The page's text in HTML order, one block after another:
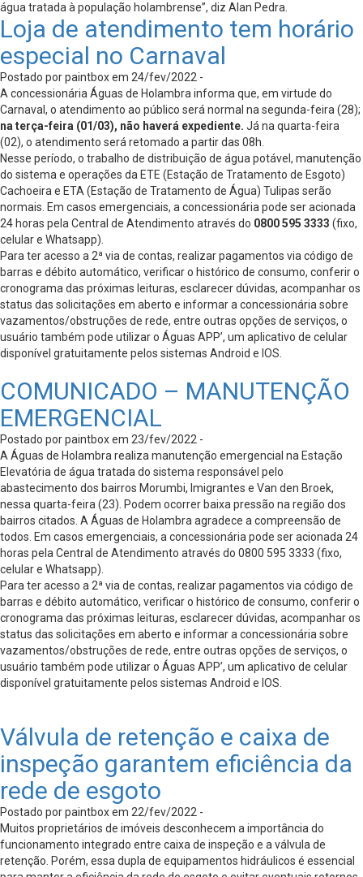
água tratada à população holambrense”, diz Alan Pedra.
Loja de atendimento tem horário
especial no Carnaval
Postado por paintbox em 24/fev/2022 -
A concessionária Águas de Holambra informa que, em virtude do
Carnaval, o atendimento ao público será normal na segunda-feira (28);
na terça-feira (01/03), não haverá expediente. Já na quarta-feira
(02), o atendimento será retomado a partir das 08h.
Nesse período, o trabalho de distribuição de água potável, manutenção
do sistema e operações da ETE (Estação de Tratamento de Esgoto)
Cachoeira e ETA (Estação de Tratamento de Água) Tulipas serão
normais. Em casos emergenciais, a concessionária pode ser acionada
24 horas pela Central de Atendimento através do 0800 595 3333 (fixo,
celular e Whatsapp).
Para ter acesso a 2ª via de contas, realizar pagamentos via código de
barras e débito automático, verificar o histórico de consumo, conferir o
cronograma das próximas leituras, esclarecer dúvidas, acompanhar os
status das solicitações em aberto e informar a concessionária sobre
vazamentos/obstruções de rede, entre outras opções de serviços, o
usuário também pode utilizar o Águas APP’, um aplicativo de celular
disponível gratuitamente pelos sistemas Android e IOS.
COMUNICADO – MANUTENÇÃO
EMERGENCIAL
Postado por paintbox em 23/fev/2022 -
A Águas de Holambra realiza manutenção emergencial na Estação
Elevatória de água tratada do sistema responsável pelo
abastecimento dos bairros Morumbi, Imigrantes e Van den Broek,
nessa quarta-feira (23). Podem ocorrer baixa pressão na região dos
bairros citados. A Águas de Holambra agradece a compreensão de
todos. Em casos emergenciais, a concessionária pode ser acionada 24
horas pela Central de Atendimento através do 0800 595 3333 (fixo,
celular e Whatsapp).
Para ter acesso a 2ª via de contas, realizar pagamentos via código de
barras e débito automático, verificar o histórico de consumo, conferir o
cronograma das próximas leituras, esclarecer dúvidas, acompanhar os
status das solicitações em aberto e informar a concessionária sobre
vazamentos/obstruções de rede, entre outras opções de serviços, o
usuário também pode utilizar o Águas APP’, um aplicativo de celular
disponível gratuitamente pelos sistemas Android e IOS.
Válvula de retenção e caixa de
inspeção garantem eficiência da
rede de esgoto
Postado por paintbox em 22/fev/2022 -
Muitos proprietários de imóveis desconhecem a importância do
funcionamento integrado entre caixa de inspeção e a válvula de
retenção. Porém, essa dupla de equipamentos hidráulicos é essencial